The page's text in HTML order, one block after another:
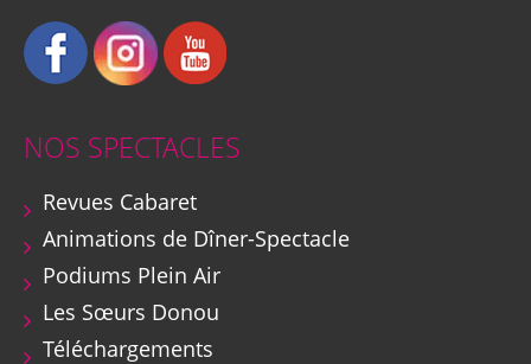
NOS SPECTACLES
Revues Cabaret
Animations de Dîner-Spectacle
Podiums Plein Air
Les Sœurs Donou
Téléchargements